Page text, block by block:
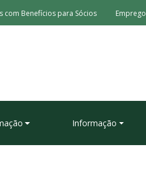
com Benefícios para Sócios Emprego
Informação